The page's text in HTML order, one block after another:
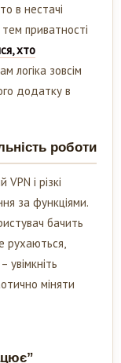
в нестачі
приватності
хто
логіка зовсім
додатку в
роботи
і різкі
за функціями.
бачить
рухаються,
увімкніть
міняти